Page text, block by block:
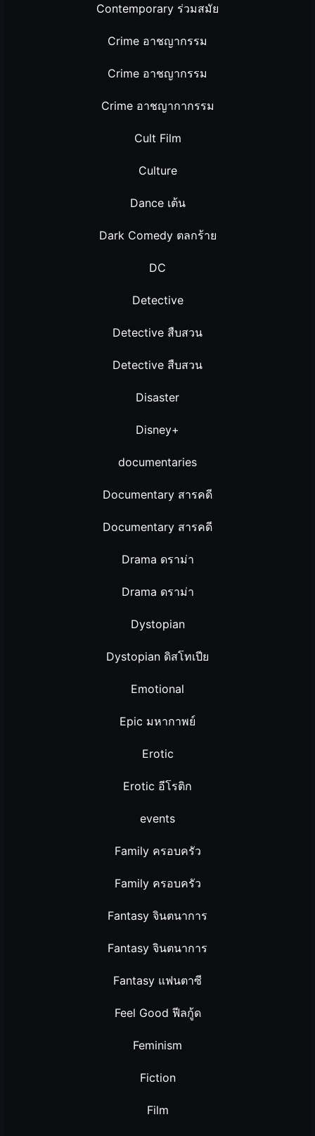
Contemporary ร่วมสมัย
Crime อาชญากรรม
Crime อาชญากรรม
Crime อาชญากากรรม
Cult Film
Culture
Dance เต้น
Dark Comedy ตลกร้าย
DC
Detective
Detective สืบสวน
Detective สืบสวน
Disaster
Disney+
documentaries
Documentary สารคดี
Documentary สารคดี
Drama ดราม่า
Drama ดราม่า
Dystopian
Dystopian ดิสโทเปีย
Emotional
Epic มหากาพย์
Erotic
Erotic อีโรติก
events
Family ครอบครัว
Family ครอบครัว
Fantasy จินตนาการ
Fantasy จินตนาการ
Fantasy แฟนตาซี
Feel Good ฟีลกู้ด
Feminism
Fiction
Film